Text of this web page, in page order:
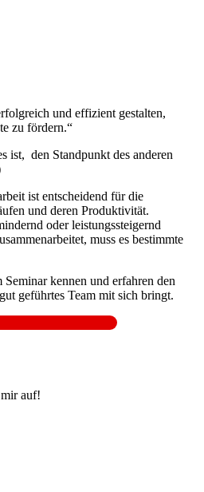
und effizient gestalten,
zu fördern.“
ist, den Standpunkt des anderen
ist entscheidend für die
und deren Produktivität.
oder leistungssteigernd
muss es bestimmte
kennen und erfahren den
geführtes Team mit sich bringt.
auf!